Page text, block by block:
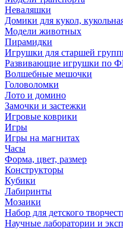
Неваляшки
Домики для кукол,
Модели животных
Пирамидки
Игрушки для старшей
Развивающие игрушки по
Волшебные мешочки
Головоломки
Лото и домино
Замочки и застежки
Игровые коврики
Игры
Игры на магнитах
Часы
Форма, цвет, размер
Конструкторы
Кубики
Лабиринты
Мозаики
Набор для детского
Научные лаборатории и